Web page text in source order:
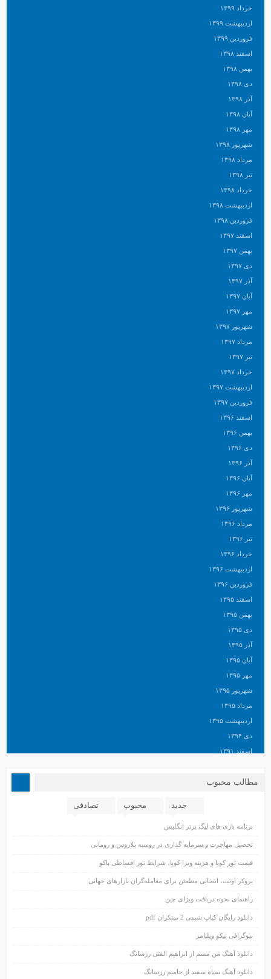
خرداد ۱۳۹۹
اردیبهشت ۱۳۹۹
فروردین ۱۳۹۹
اسفند ۱۳۹۸
بهمن ۱۳۹۸
دی ۱۳۹۸
آذر ۱۳۹۸
آبان ۱۳۹۸
مهر ۱۳۹۸
شهریور ۱۳۹۸
مرداد ۱۳۹۸
تیر ۱۳۹۸
خرداد ۱۳۹۸
اردیبهشت ۱۳۹۸
فروردین ۱۳۹۸
اسفند ۱۳۹۷
بهمن ۱۳۹۷
دی ۱۳۹۷
آذر ۱۳۹۷
آبان ۱۳۹۷
مهر ۱۳۹۷
شهریور ۱۳۹۷
مرداد ۱۳۹۷
تیر ۱۳۹۷
خرداد ۱۳۹۷
اردیبهشت ۱۳۹۷
فروردین ۱۳۹۷
اسفند ۱۳۹۶
بهمن ۱۳۹۶
دی ۱۳۹۶
آذر ۱۳۹۶
آبان ۱۳۹۶
مهر ۱۳۹۶
شهریور ۱۳۹۶
مرداد ۱۳۹۶
تیر ۱۳۹۶
خرداد ۱۳۹۶
اردیبهشت ۱۳۹۶
فروردین ۱۳۹۶
اسفند ۱۳۹۵
بهمن ۱۳۹۵
دی ۱۳۹۵
آذر ۱۳۹۵
آبان ۱۳۹۵
مهر ۱۳۹۵
شهریور ۱۳۹۵
مرداد ۱۳۹۵
اردیبهشت ۱۳۹۵
دی ۱۳۹۴
اسفند ۱۳۹۱
مطالب محبوب
جدید محبوب تصادفی
برنامه بازی های لیگ برتر انگلیس
تحصیل مهاجرت و سرمایه گذاری در روسیه بلاروس و رومانی
قیمت تور کوبا و هزینه ویزا کوبا، شرایط تور اقساطی باکو
بروکر اوتت، انتخابی مطمئن برای معامله‌گران بازارهای جهانی
راهنمای نحوه دریافت ویزای چین
دانلود رایگان کتاب شیمی 2 مبتکران pdf
بیوگرافی نیکو ویلیامز
دانلود آهنگ من مسم از ابراهیم الفتی رزسانگ
دانلود آهنگ سیاه سفید از حامیم رزسانگ